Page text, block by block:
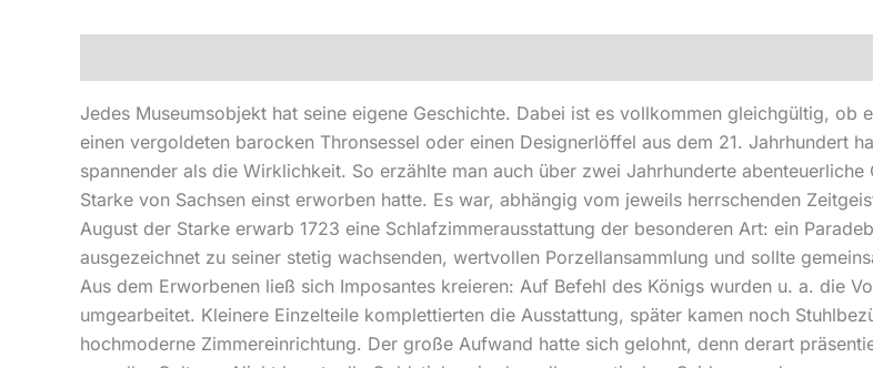
Jedes Museumsobjekt hat seine eigene Geschichte. Dabei ist es vollkommen gleichgültig, ob
einen vergoldeten barocken Thronsessel oder einen Designerlöffel aus dem 21. Jahrhundert
spannender als die Wirklichkeit. So erzählte man auch über zwei Jahrhunderte
Starke von Sachsen einst erworben hatte. Es war, abhängig vom jeweils herrschenden
August der Starke erwarb 1723 eine Schlafzimmerausstattung der besonderen Art: ein
ausgezeichnet zu seiner stetig wachsenden, wertvollen Porzellansammlung und sollte
Aus dem Erworbenen ließ sich Imposantes kreieren: Auf Befehl des Königs wurden u. a. die
umgearbeitet. Kleinere Einzelteile komplettierten die Ausstattung, später kamen noch
hochmoderne Zimmereinrichtung. Der große Aufwand hatte sich gelohnt, denn derart